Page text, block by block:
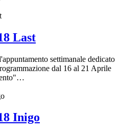
Last
settimanale dedicato
dal 16 al 21 Aprile
…
Inigo